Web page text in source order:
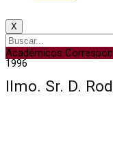
X
Académicos
1996
Ilmo. Sr. D.